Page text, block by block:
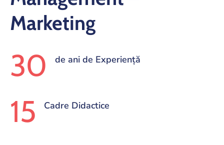
Marketing
30 de ani de Experiență
15 Cadre Didactice